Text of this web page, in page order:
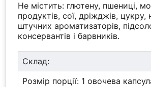
Не містить: глютену, пшениці,
продуктів, сої, дріжджів, цукру,
штучних ароматизаторів,
консервантів і барвників.
Склад:
Розмір порції: 1 овочева